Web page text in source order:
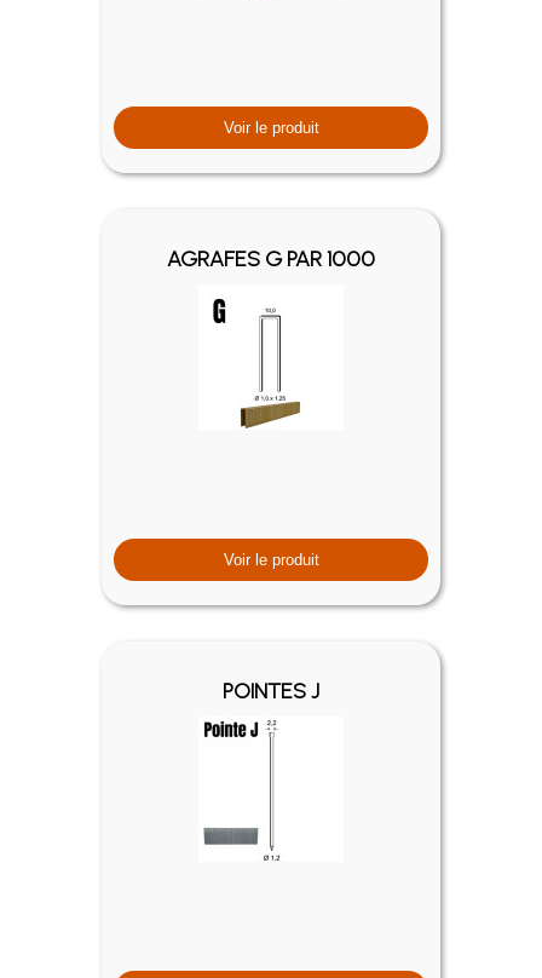
Voir le produit
AGRAFES G PAR 1000
Voir le produit
POINTES J